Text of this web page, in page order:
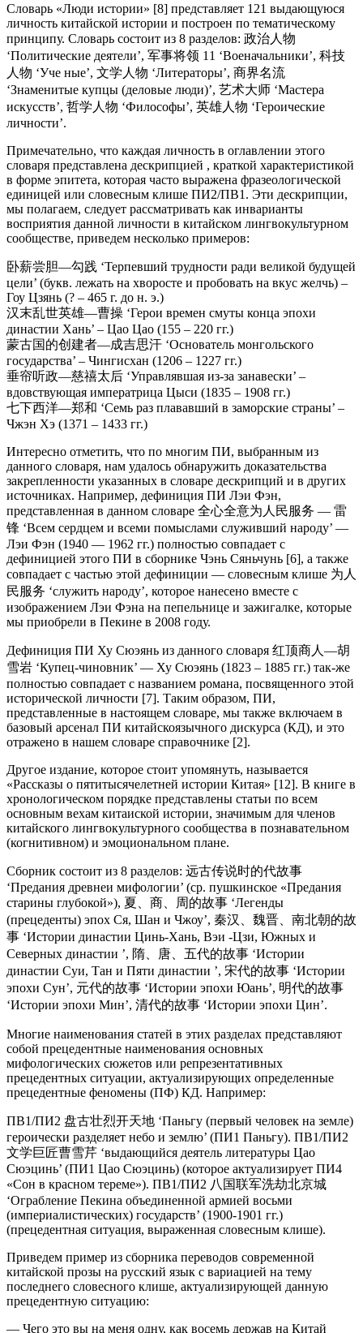
Словарь «Люди истории» [8] представляет 121 выдающуюся
личность китайской истории и построен по тематическому
принципу. Словарь состоит из 8 разделов: 政治人物
‘Политические деятели’, 军事将领 11 ‘Военачальники’, 科技
人物 ‘Уче ные’, 文学人物 ‘Литераторы’, 商界名流
‘Знаменитые купцы (деловые люди)’, 艺术大师 ‘Мастера
искусств’, 哲学人物 ‘Философы’, 英雄人物 ‘Героические
личности’.
Примечательно, что каждая личность в оглавлении этого
словаря представлена дескрипцией , краткой характеристикой
в форме эпитета, которая часто выражена фразеологической
единицей или словесным клише ПИ2/ПВ1. Эти дескрипции,
мы полагаем, следует рассматривать как инварианты
восприятия данной личности в китайском лингвокультурном
сообществе, приведем несколько примеров:
卧薪尝胆—勾践 ‘Терпевший трудности ради великой будущей
цели’ (букв. лежать на хворосте и пробовать на вкус желчь) –
Гоу Цзянь (? – 465 г. до н. э.)
汉末乱世英雄—曹操 ‘Герои времен смуты конца эпохи
династии Хань’ – Цао Цао (155 – 220 гг.)
蒙古国的创建者—成吉思汗 ‘Основатель монгольского
государства’ – Чингисхан (1206 – 1227 гг.)
垂帘听政—慈禧太后 ‘Управлявшая из-за занавески’ –
вдовствующая императрица Цыси (1835 – 1908 гг.)
七下西洋—郑和 ‘Семь раз плававший в заморские страны’ –
Чжэн Хэ (1371 – 1433 гг.)
Интересно отметить, что по многим ПИ, выбранным из
данного словаря, нам удалось обнаружить доказательства
закрепленности указанных в словаре дескрипций и в других
источниках. Например, дефиниция ПИ Лэи Фэн,
представленная в данном словаре 全心全意为人民服务 — 雷
锋 ‘Всем сердцем и всеми помыслами служивший народу’ —
Лэи Фэн (1940 — 1962 гг.) полностью совпадает с
дефиницией этого ПИ в сборнике Чэнь Сяньчунь [6], а также
совпадает с частью этой дефиниции — словесным клише 为人
民服务 ‘служить народу’, которое нанесено вместе с
изображением Лэи Фэна на пепельнице и зажигалке, которые
мы приобрели в Пекине в 2008 году.
Дефиниция ПИ Ху Сюэянь из данного словаря 红顶商人—胡
雪岩 ‘Купец-чиновник’ — Ху Сюэянь (1823 – 1885 гг.) так-же
полностью совпадает с названием романа, посвященного этой
исторической личности [7]. Таким образом, ПИ,
представленные в настоящем словаре, мы также включаем в
базовый арсенал ПИ китайскоязычного дискурса (КД), и это
отражено в нашем словаре справочнике [2].
Другое издание, которое стоит упомянуть, называется
«Рассказы о пятитысячелетней истории Китая» [12]. В книге в
хронологическом порядке представлены статьи по всем
основным вехам китаиской истории, значимым для членов
китайского лингвокультурного сообщества в познавательном
(когнитивном) и эмоциональном плане.
Сборник состоит из 8 разделов: 远古传说时的代故事
‘Предания древнеи мифологии’ (ср. пушкинское «Предания
старины глубокой»), 夏、商、周的故事 ‘Легенды
(прецеденты) эпох Ся, Шан и Чжоу’, 秦汉、魏晋、南北朝的故
事 ‘Истории династии Цинь-Хань, Вэи -Цзи, Южных и
Северных династии ’, 隋、唐、五代的故事 ‘Истории
династии Суи, Тан и Пяти династии ’, 宋代的故事 ‘Истории
эпохи Сун’, 元代的故事 ‘Истории эпохи Юань’, 明代的故事
‘Истории эпохи Мин’, 清代的故事 ‘Истории эпохи Цин’.
Многие наименования статей в этих разделах представляют
собой прецедентные наименования основных
мифологических сюжетов или репрезентативных
прецедентных ситуации, актуализирующих определенные
прецедентные феномены (ПФ) КД. Например:
ПВ1/ПИ2 盘古壮烈开天地 ‘Паньгу (первый человек на земле)
героически разделяет небо и землю’ (ПИ1 Паньгу). ПВ1/ПИ2
文学巨匠曹雪芹 ‘выдающийся деятель литературы Цао
Сюэцинь’ (ПИ1 Цао Сюэцинь) (которое актуализирует ПИ4
«Сон в красном тереме»). ПВ1/ПИ2 八国联军洗劫北京城
‘Ограбление Пекина объединенной армией восьми
(империалистических) государств’ (1900-1901 гг.)
(прецедентная ситуация, выраженная словесным клише).
Приведем пример из сборника переводов современной
китайской прозы на русский язык с вариацией на тему
последнего словесного клише, актуализирующей данную
прецедентную ситуацию:
— Чего это вы на меня одну, как восемь держав на Китай